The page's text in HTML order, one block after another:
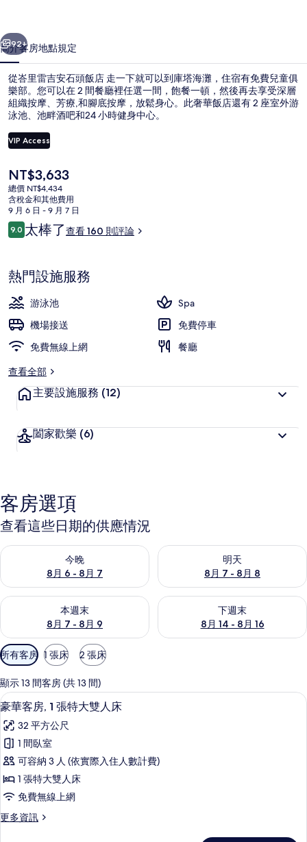
飯
店
的
相
片
集
個 下一個
92+
簡介客房地點規定
從峇里雷吉安石頭飯店 走一下就可以到庫塔海灘，住宿有免費兒童俱
樂部。您可以在 2 間餐廳裡任選一間，飽餐一頓，然後再去享受深層
組織按摩、芳療,和腳底按摩，放鬆身心。此奢華飯店還有 2 座室外游
泳池、池畔酒吧和24 小時健身中心。
VIP Access
目
前
的
價
格
是
NT$3,633
總價 NT$4,434
含稅金和其他費用
9 月 6 日 - 9 月 7 日
評
論
9.09.0 分，滿分 10 分，
太棒了查看 160 則評論
熱門設施服務
游泳池
Spa
機場接送
免費停車
免費無線上網
餐廳
查看全部
主要設施服務 (12)
闔家歡樂 (6)
客房選項
查看這些日期的供應情況
今晚
8月 6 - 8月 7
查看今晚 (8月 6 - 8月 7) 的供應情況
明天
8月 7 - 8月 8
查看明天 (8月 7 - 8月 8) 的供
本週末
8月 7 - 8月 9
查看本週末 (8月 7 - 8月 9) 的供應情況
下週末
8月 14 - 8月 16
查看下週末 (8月 14 - 8月 16)
可
用
的
客
房
篩
選
條
所有客房 1 張床 2 張床
顯示 13 間客房 (共 13 間)
顯
示
豪
華
客
房,
張
4
豪華客房, 1 張特大雙人床
32 平方公尺
1 間臥室
可容納 3 人 (依實際入住人數計費)
1 張特大雙人床
免費無線上網
更多資訊
更